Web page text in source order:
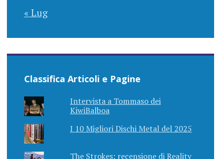
« Lug
Classifica Articoli e Pagine
Intervista a Tommaso dei
KiwiBalboa
I 10 Migliori Dischi Metal del 2025
The Strokes: recensione di Reality